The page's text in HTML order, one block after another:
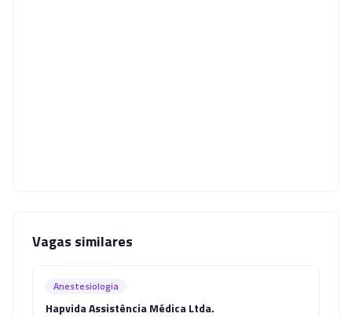
Vagas similares
Anestesiologia
Hapvida Assistência Médica Ltda.